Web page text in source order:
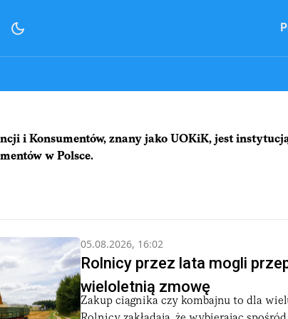
i Konsumentów, znany jako UOKiK, jest
w Polsce.
obrony przed praktykami naruszającymi zasady
się na zapewnieniu, że przedsiębiorcy nie
praktyki czy dezinformacja konsumentów.
prawo konkurencji.
to tylko jedno z zadań UOKiK. Drugim, równie
05.08.2026, 16:02
Rolnicy przez lata mogli
wieloletnią zmowę
Zakup ciągnika czy kombajnu to dla